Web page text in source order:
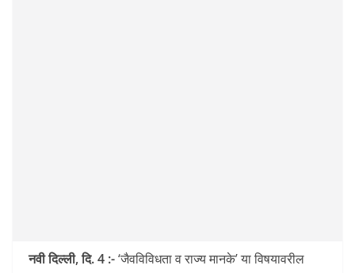
नवी दिल्ली, दि. 4 :-‘जैवविविधता व राज्य मानके’ या विषयावरील